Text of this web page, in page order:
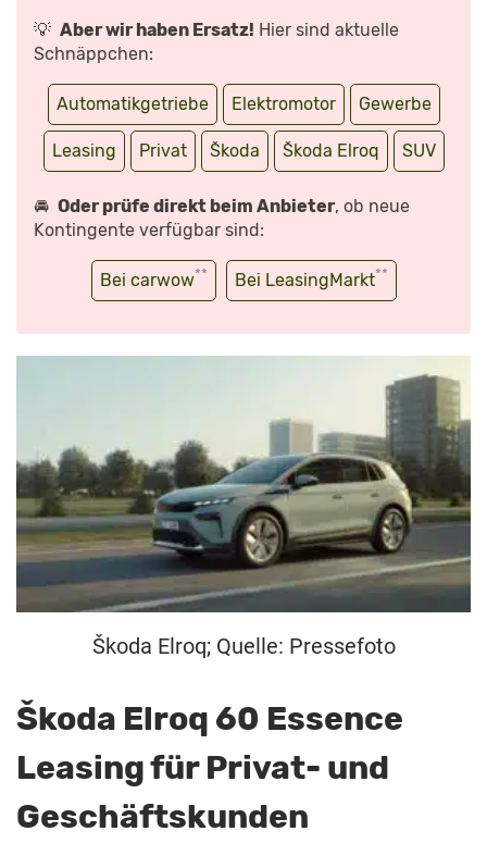
💡 Aber wir haben Ersatz! Hier sind aktuelle
Schnäppchen:
Automatikgetriebe Elektromotor Gewerbe
Leasing Privat Škoda Škoda Elroq SUV
🚘 Oder prüfe direkt beim Anbieter, ob neue
Kontingente verfügbar sind:
Bei carwow** Bei LeasingMarkt**
Škoda Elroq; Quelle: Pressefoto
Škoda Elroq 60 Essence
Leasing für Privat- und
Geschäftskunden